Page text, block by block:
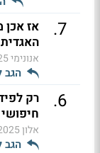
7
.
אז אכן
אנונימי
הגב
6
.
רק
חיפושי
אלון
הגב